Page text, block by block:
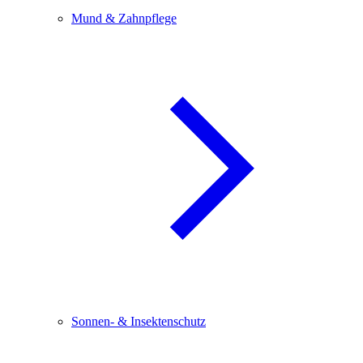
Mund & Zahnpflege
Sonnen- & Insektenschutz